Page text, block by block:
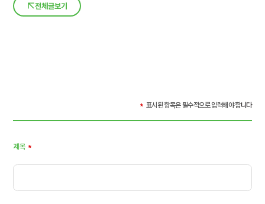
전체글보기
* 표시된 항목은 필수적으로 입력해야 합니다
제목 *